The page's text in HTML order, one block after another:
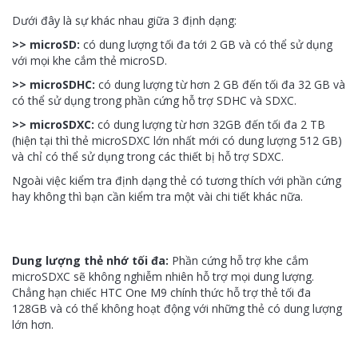
Dưới đây là sự khác nhau giữa 3 định dạng:
>> microSD: có dung lượng tối đa tới 2 GB và có thể sử dụng
với mọi khe cắm thẻ microSD.
>> microSDHC: có dung lượng từ hơn 2 GB đến tối đa 32 GB và
có thể sử dụng trong phần cứng hỗ trợ SDHC và SDXC.
>> microSDXC: có dung lượng từ hơn 32GB đến tối đa 2 TB
(hiện tại thì thẻ microSDXC lớn nhất mới có dung lượng 512 GB)
và chỉ có thể sử dụng trong các thiết bị hỗ trợ SDXC.
Ngoài việc kiểm tra định dạng thẻ có tương thích với phần cứng
hay không thì bạn cần kiểm tra một vài chi tiết khác nữa.
Dung lượng thẻ nhớ tối đa: Phần cứng hỗ trợ khe cắm
microSDXC sẽ không nghiễm nhiên hỗ trợ mọi dung lượng.
Chẳng hạn chiếc HTC One M9 chính thức hỗ trợ thẻ tối đa
128GB và có thể không hoạt động với những thẻ có dung lượng
lớn hơn.